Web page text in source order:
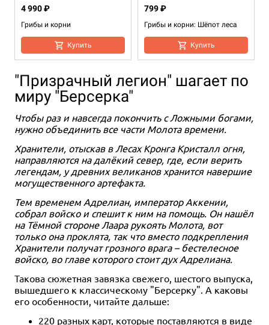
Грибы и корни
4 990 ₽
Купить
Грибы и корни: Шёпот леса
799 ₽
Купить
1-4 60-90 10+
Грибы и корни: Делюкс-
издание
9 990 ₽
Купить
"Призрачный легион" шагает по
миру "Берсерка"
Чтобы раз и навсегда покончить с Ложными богами,
нужно объединить все части Молота времени.
Хранители, отыскав в Лесах Кронга Кристалл огня,
направляются на далёкий север, где, если верить
легендам, у древних великанов хранится навершие
могущественного артефакта.
Тем временем Адрелиан, император Аккении,
собрал войско и спешит к ним на помощь. Он нашёл
на Тёмной стороне Лаара рукоять Молота, вот
только она проклята, так что вместо подкрепления
Хранители получат грозного врага – бестелесное
войско, во главе которого стоит дух Адрелиана.
Такова сюжетная завязка свежего, шестого выпуска,
вышедшего к классическому "Берсерку". А каковы
его особенности, читайте дальше:
220 разных карт, которые поставляются в виде